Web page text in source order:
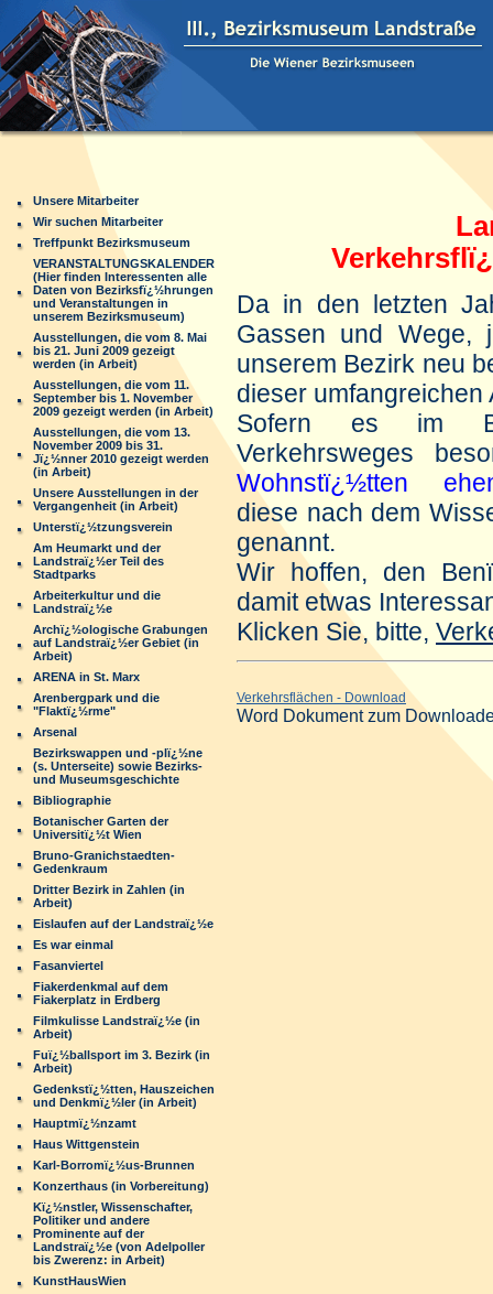
Unsere Mitarbeiter
Wir suchen Mitarbeiter
Treffpunkt Bezirksmuseum
VERANSTALTUNGSKALENDER
(Hier finden Interessenten alle
Daten von Bezirksfï¿½hrungen
und Veranstaltungen in
unserem Bezirksmuseum)
Ausstellungen, die vom 8. Mai
bis 21. Juni 2009 gezeigt
werden (in Arbeit)
Ausstellungen, die vom 11.
September bis 1. November
2009 gezeigt werden (in Arbeit)
Ausstellungen, die vom 13.
November 2009 bis 31.
Jï¿½nner 2010 gezeigt werden
(in Arbeit)
Unsere Ausstellungen in der
Vergangenheit (in Arbeit)
Unterstï¿½tzungsverein
Am Heumarkt und der
Landstraï¿½er Teil des
Stadtparks
Arbeiterkultur und die
Landstraï¿½e
Archï¿½ologische Grabungen
auf Landstraï¿½er Gebiet (in
Arbeit)
ARENA in St. Marx
Arenbergpark und die
"Flaktï¿½rme"
Arsenal
Bezirkswappen und -plï¿½ne
(s. Unterseite) sowie Bezirks-
und Museumsgeschichte
Bibliographie
Botanischer Garten der
Universitï¿½t Wien
Bruno-Granichstaedten-
Gedenkraum
Dritter Bezirk in Zahlen (in
Arbeit)
Eislaufen auf der Landstraï¿½e
Es war einmal
Fasanviertel
Fiakerdenkmal auf dem
Fiakerplatz in Erdberg
Filmkulisse Landstraï¿½e (in
Arbeit)
Fuï¿½ballsport im 3. Bezirk (in
Arbeit)
Gedenkstï¿½tten, Hauszeichen
und Denkmï¿½ler (in Arbeit)
Hauptmï¿½nzamt
Haus Wittgenstein
Karl-Borromï¿½us-Brunnen
Konzerthaus (in Vorbereitung)
Kï¿½nstler, Wissenschafter,
Politiker und andere
Prominente auf der
Landstraï¿½e (von Adelpoller
bis Zwerenz: in Arbeit)
KunstHausWien
Da in den letzten
Gassen und Wege,
unserem Bezirk neu
dieser umfangreichen
Sofern es im
Verkehrsweges
Wohnstï¿½tten
diese nach dem
genannt.
Wir hoffen, den
damit etwas
Klicken Sie, bitte,
Verkehrsflächen - Download
Word Dokument zum